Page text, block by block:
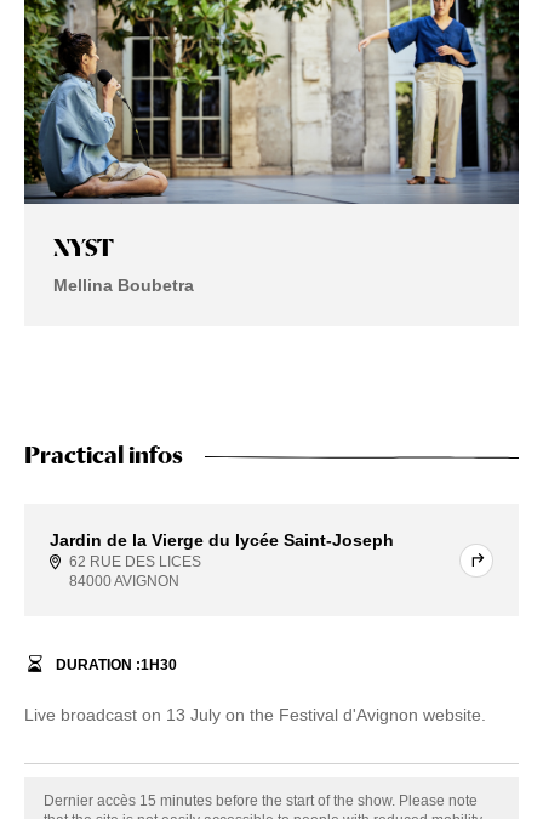
NYST
Mellina Boubetra
Practical infos
Jardin de la Vierge du lycée Saint-Joseph
62 RUE DES LICES
84000 AVIGNON
DURATION :1H30
Live broadcast on 13 July on the Festival d'Avignon website.
Dernier accès 15 minutes before the start of the show. Please note